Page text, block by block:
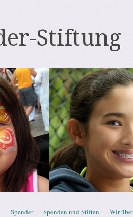
Stiftung
Spender Spenden und Stiften Wir